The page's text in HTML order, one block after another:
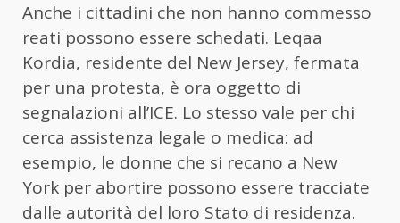
Anche i cittadini che non hanno commesso
reati possono essere schedati. Leqaa
Kordia, residente del New Jersey, fermata
per una protesta, è ora oggetto di
segnalazioni all’ICE. Lo stesso vale per chi
cerca assistenza legale o medica: ad
esempio, le donne che si recano a New
York per abortire possono essere tracciate
dalle autorità del loro Stato di residenza.